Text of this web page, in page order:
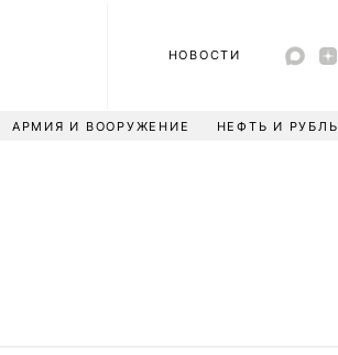
НОВОСТИ
АРМИЯ И ВООРУЖЕНИЕ НЕФТЬ И РУБЛЬ